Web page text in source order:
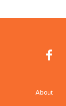
About